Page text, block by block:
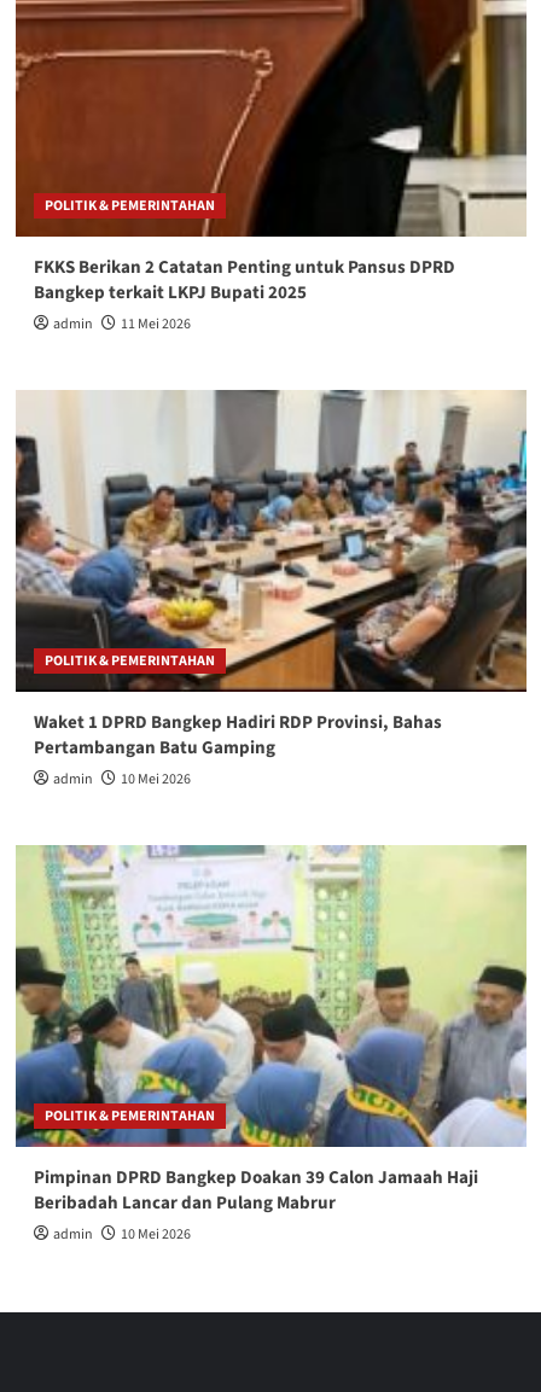
POLITIK & PEMERINTAHAN
FKKS Berikan 2 Catatan Penting untuk Pansus DPRD
Bangkep terkait LKPJ Bupati 2025
admin 11 Mei 2026
POLITIK & PEMERINTAHAN
Waket 1 DPRD Bangkep Hadiri RDP Provinsi, Bahas
Pertambangan Batu Gamping
admin 10 Mei 2026
POLITIK & PEMERINTAHAN
Pimpinan DPRD Bangkep Doakan 39 Calon Jamaah Haji
Beribadah Lancar dan Pulang Mabrur
admin 10 Mei 2026